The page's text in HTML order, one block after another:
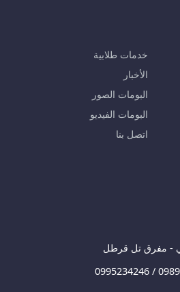
خدمات طلابية
الأخبار
البومات الصور
البومات الفيديو
اتصل بنا
- مفرق تل قرطل
0995234246 /